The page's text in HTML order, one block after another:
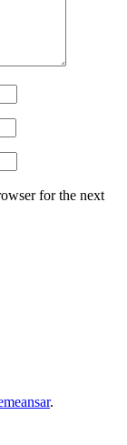
for the next
.